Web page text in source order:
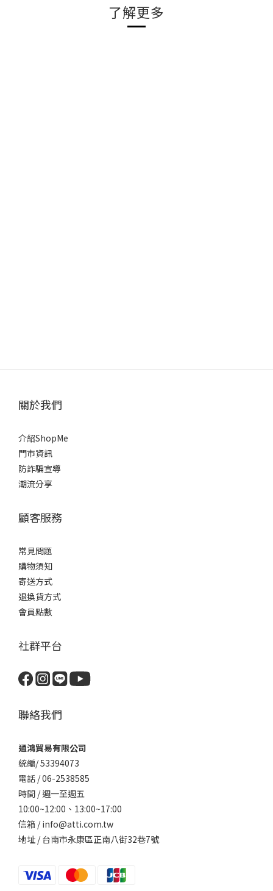
了解更多
關於我們
介紹ShopMe
門市資訊
防詐騙宣導
潮流分享
顧客服務
常見問題
購物須知
寄送方式
退換貨方式
會員點數
社群平台
聯絡我們
通鴻貿易有限公司
統編/ 53394073
電話 / 06-2538585
時間 / 週一至週五
10:00~12:00、 13:00~17:00
信箱 / info@atti.com.tw
地址 / 台南市永康區正南八街32巷7號